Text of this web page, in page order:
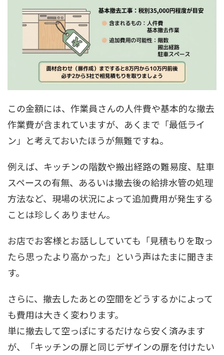
この金額には、作業員さんの人件費や基本的な撤去
作業費が含まれていますが、あくまで「最低ライ
ン」と考えておいたほうが無難ですね。
例えば、キッチンの階数や搬出経路の難易度、駐車
スペースの有無、あるいは撤去後の給排水管の処理
方法など、現場の状況によって追加費用が発生する
ことは珍しくありません。
お店でお客様とお話ししていても「見積もりを取っ
たら思ったより高かった」という声はたまに聞きま
す。
さらに、撤去したあとの空間をどうするかによって
も費用は大きく変わります。
単に撤去して空っぽにするだけなら安く済みます
が、「キッチンの扉と同じデザインの扉を付けたい